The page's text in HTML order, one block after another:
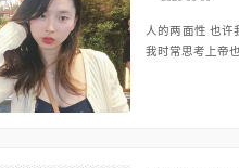
人的两面性 也许我不是照着自己的愿望活着带着上天赋予我的一副皮囊凭着两只眼睛一只鼻子和一张嘴
我时常思考上帝